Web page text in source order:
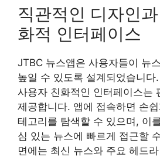
직관적인 디자인
화적 인터페이스
JTBC 뉴스앱은 사용자들이 뉴
높일 수 있도록 설계되었습니
사용자 친화적인 인터페이스는
제공합니다. 앱에 접속하면 손
테고리를 탐색할 수 있으며, 이
심 있는 뉴스에 빠르게 접근할
면에는 최신 뉴스와 주요 헤드